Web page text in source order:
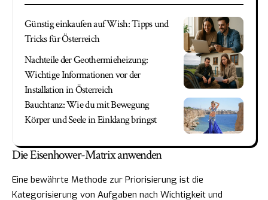
Günstig einkaufen auf Wish: Tipps und
Tricks für Österreich
Nachteile der Geothermieheizung:
Wichtige Informationen vor der
Installation in Österreich
Bauchtanz: Wie du mit Bewegung
Körper und Seele in Einklang bringst
Die Eisenhower-Matrix anwenden
Eine bewährte Methode zur Priorisierung ist die
Kategorisierung von Aufgaben nach Wichtigkeit und